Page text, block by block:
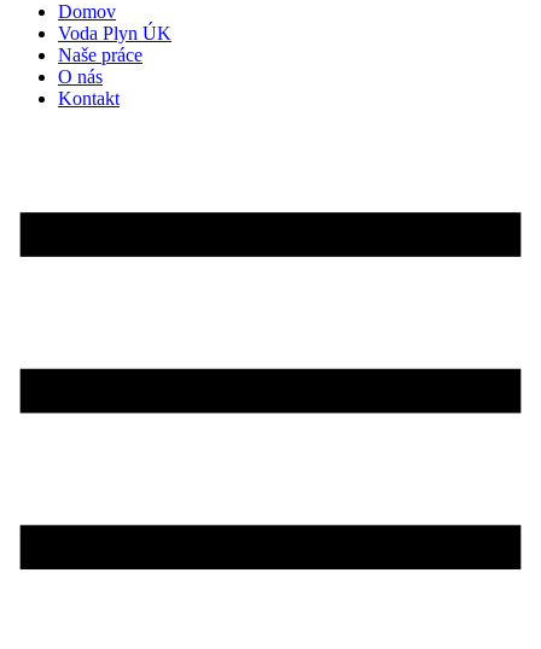
Domov
Voda Plyn ÚK
Naše práce
O nás
Kontakt